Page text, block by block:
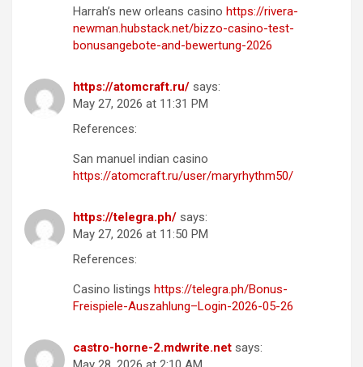
Harrah’s new orleans casino https://rivera-
newman.hubstack.net/bizzo-casino-test-
bonusangebote-and-bewertung-2026
https://atomcraft.ru/ says:
May 27, 2026 at 11:31 PM
References:
San manuel indian casino
https://atomcraft.ru/user/maryrhythm50/
https://telegra.ph/ says:
May 27, 2026 at 11:50 PM
References:
Casino listings https://telegra.ph/Bonus-
Freispiele-Auszahlung–Login-2026-05-26
castro-horne-2.mdwrite.net says: